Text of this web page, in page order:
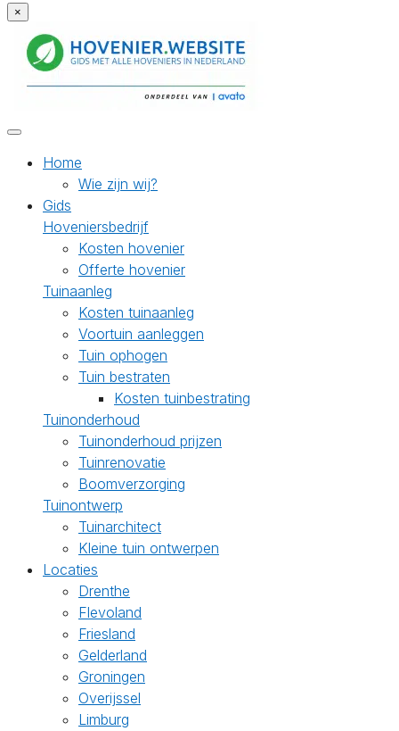
×
Home
Wie zijn wij?
Gids
Hoveniersbedrijf
Kosten hovenier
Offerte hovenier
Tuinaanleg
Kosten tuinaanleg
Voortuin aanleggen
Tuin ophogen
Tuin bestraten
Kosten tuinbestrating
Tuinonderhoud
Tuinonderhoud prijzen
Tuinrenovatie
Boomverzorging
Tuinontwerp
Tuinarchitect
Kleine tuin ontwerpen
Locaties
Drenthe
Flevoland
Friesland
Gelderland
Groningen
Overijssel
Limburg